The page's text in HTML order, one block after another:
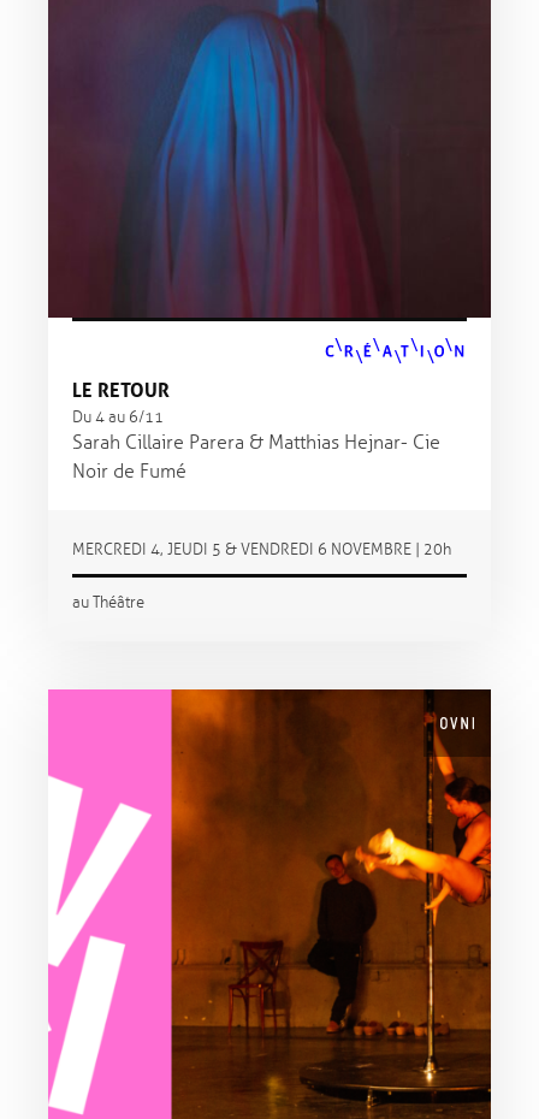
LE RETOUR
Du 4 au 6/11
Sarah Cillaire Parera & Matthias Hejnar - Cie
Noir de Fumé
MERCREDI 4, JEUDI 5 & VENDREDI 6 NOVEMBRE | 20h
au Théâtre